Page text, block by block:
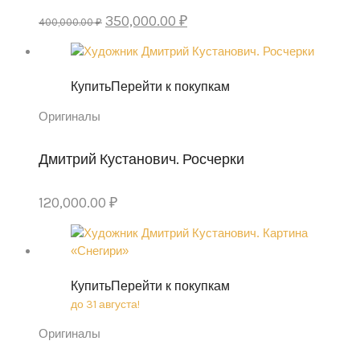
400,000.00 ₽ Original
was:
400,000.00 ₽.
350,000.00 ₽Current
is:
КупитьПерейти к покупкам
Оригиналы
Дмитрий Кустанович. Росчерки
120,000.00 ₽
КупитьПерейти к покупкам
до 31 августа!
Оригиналы